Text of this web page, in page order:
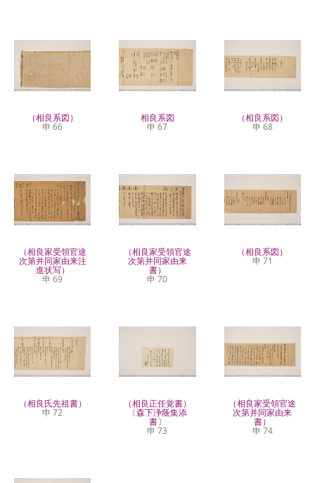
（相良系図）
申 66
相良系図
申 67
（相良系図）
申 68
（相良家受領官途
次第并同家由来注
進状写）
申 69
（相良家受領官途
次第并同家由来
書）
申 70
（相良系図）
申 71
（相良氏先祖書）
申 72
（相良正任覚書）
〔森下浄蔭集添
書〕
申 73
（相良家受領官途
次第并同家由来
書）
申 74